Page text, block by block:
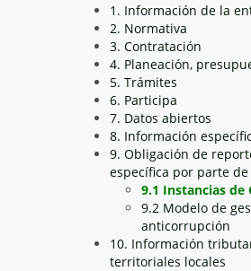
1. Información de la
2. Normativa
3. Contratación
4. Planeación,
5. Trámites
6. Participa
7. Datos abiertos
8. Información
9. Obligación de
específica por parte
9.1 Instancias de
9.2 Modelo de
anticorrupción
10. Información
territoriales locales